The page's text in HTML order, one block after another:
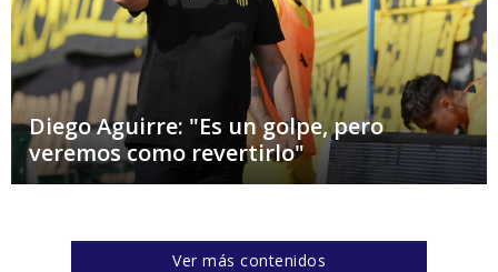
Diego Aguirre: "Es un golpe, pero
veremos como revertirlo"
Ver más contenidos